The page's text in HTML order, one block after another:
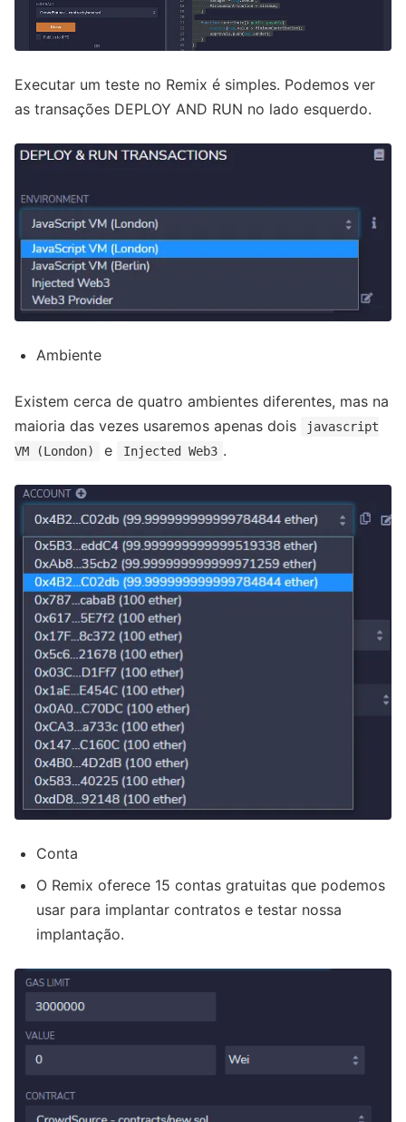
Executar um teste no Remix é simples. Podemos ver
as transações DEPLOY AND RUN no lado esquerdo.
Ambiente
Existem cerca de quatro ambientes diferentes, mas na
maioria das vezes usaremos apenas dois
javascript
VM (London)
e Injected Web3 .
Conta
O Remix oferece 15 contas gratuitas que podemos
usar para implantar contratos e testar nossa
implantação.